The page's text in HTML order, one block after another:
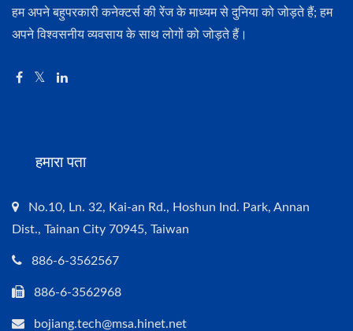
हम अपने बहुपरकारी कनेक्टर्स की रेंज के माध्यम से दुनिया को जोड़ते हैं; हम
अपने विश्वसनीय व्यवसाय के साथ लोगों को जोड़ते हैं।
हमारा पता
No.10, Ln. 32, Kai-an Rd., Hoshun Ind. Park, Annan
Dist., Tainan City 70945, Taiwan
886-6-3562567
886-6-3562968
bojiang.tech@msa.hinet.net